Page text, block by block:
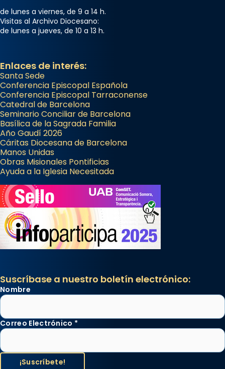
de lunes a viernes, de 9 a 14 h.
Visitas al Archivo Diocesano:
de lunes a jueves, de 10 a 13 h.
Enlaces de interés:
Santa Sede
Conferencia Episcopal Española
Conferencia Episcopal Tarraconense
Catedral de Barcelona
Seminario Conciliar de Barcelona
Basílica de la Sagrada Familia
Año Gaudí 2026
Cáritas Diocesana de Barcelona
Manos Unidas
Obras Misionales Pontificias
Ayuda a la Iglesia Necesitada
Suscríbase a nuestro boletín electrónico:
Nombre
Correo Electrónico *